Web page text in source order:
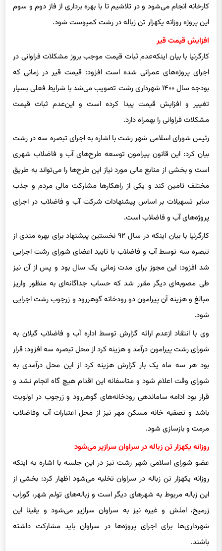
کارخانه انجام می‌شود و در تلاشیم تا با بهره برداری از فاز دوم و سوم
این پروژه روزانه یکهزار تن زباله در رشت کمپوست شود.
افزایش قیمت قیر
کارگرنیا با بیان اینکه‌عدم ثبات قیمت موجب بروز مشکلات فراوانی در
اجرای پروژه‌های عمرانی شده است افزود: قیمت قیر در زمانی که
بودجه سال ۱۴۰۰ شهرداری رشت تصویب می‌شد با شرایط فعلی بسیار
تغییر و افزایش قیمت پیدا کرده است و این‌عدم ثبات قیمت
مشکلات فراوانی را بهمراه دارد.
رئیس شورای اسلامی شهر رشت با اشاره به اجرای تبصره سه در رشت
بیان کرد: این قانون پیرامون توسعه طرح‌های آب و فاضلاب شهری
است و بخشی از منابع مالی مورد نیاز این طرح‌ها را می‌تواند به طریق
مختلف تامین کند و یکی از راهکارها مشارکت مالی مردم و جذب
سایر تسهیلات بر اساس پیشنهادات شرکت آب و فاضلاب در اجرای
پروژه‌های آب و فاضلاب است.
کارگرنیا با بیان اینکه در سال ۹۲ نخستین پیشنهاد برای بهره مندی از
تبصره سه توسط آب و فاضلاب با تایید اعضای شورای رشت اجرایی
شد افزود: این مجوز برای مدت زمانی یک سال بود و پس از آن نیز
طی مصوبه‌ای دیگر مقرر شد که حساب جداگانه‌ای به منظور واریز
مبالغ و هزینه آن پیرامون دو رودخانه گوهررود و زرجوب رشت اجرایی
شود.
وی با انتقاد ازعدم ارائه گزارش توسط اداره آب و فاضلاب گیلان به
شورای رشت پیرامون درآمد و هزینه کرد از محل تبصره سه افزود: قرار
بود هر سه ماه یک بار گزارش هزینه کرد از این محل درآمدی به
شورای وقت اعلام شود و متاسفانه این اقدام هیچ گاه انجام نشد و
قرار بود ادامه ساماندهی رودخانه‌های گوهررود و زرجوب در اولویت
باشد و تصفیه خانه مسکن مهر نیز از محل اعتبارات آب وفاضلاب
مرمت و بازسازی شود.
روزانه یکهزار تن زباله در سراوان سرازیر می‌شود
عضو شورای اسلامی شهر رشت نیز در این جلسه با اشاره به اینکه
روزانه یکهزار تن زباله در سراوان تخلیه می‌شود اظهار کرد: بخشی از
این زباله مربوط به شهرهای دیگر است و زباله‌های تولم شهر، گوراب
زرمیخ، املش و غیره نیز به سراوان سرازیر می‌شود و یقینا این
شهرداری‌ها برای اجرای پروژه‌ها در سراوان باید مشارکت داشته
باشند.